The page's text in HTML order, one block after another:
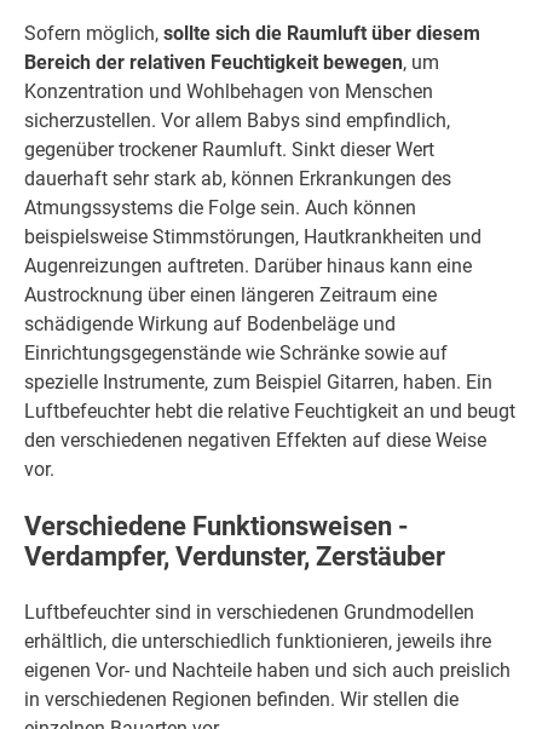
Sofern möglich, sollte sich die Raumluft über diesem
Bereich der relativen Feuchtigkeit bewegen, um
Konzentration und Wohlbehagen von Menschen
sicherzustellen. Vor allem Babys sind empfindlich,
gegenüber trockener Raumluft. Sinkt dieser Wert
dauerhaft sehr stark ab, können Erkrankungen des
Atmungssystems die Folge sein. Auch können
beispielsweise Stimmstörungen, Hautkrankheiten und
Augenreizungen auftreten. Darüber hinaus kann eine
Austrocknung über einen längeren Zeitraum eine
schädigende Wirkung auf Bodenbeläge und
Einrichtungsgegenstände wie Schränke sowie auf
spezielle Instrumente, zum Beispiel Gitarren, haben. Ein
Luftbefeuchter hebt die relative Feuchtigkeit an und beugt
den verschiedenen negativen Effekten auf diese Weise
vor.
Verschiedene Funktionsweisen -
Verdampfer, Verdunster, Zerstäuber
Luftbefeuchter sind in verschiedenen Grundmodellen
erhältlich, die unterschiedlich funktionieren, jeweils ihre
eigenen Vor- und Nachteile haben und sich auch preislich
in verschiedenen Regionen befinden. Wir stellen die